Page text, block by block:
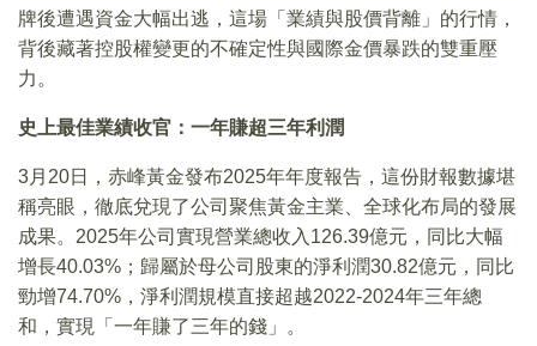
牌後遭遇資金大幅出逃，這場「業績與股價背離」的行情，
背後藏著控股權變更的不確定性與國際金價暴跌的雙重壓
力。
史上最佳業績收官：一年賺超三年利潤
3月20日，赤峰黃金發布2025年年度報告，這份財報數據堪
稱亮眼，徹底兌現了公司聚焦黃金主業、全球化布局的發展
成果。2025年公司實現營業總收入126.39億元，同比大幅
增長40.03%；歸屬於母公司股東的淨利潤30.82億元，同比
勁增74.70%，淨利潤規模直接超越2022-2024年三年總
和，實現「一年賺了三年的錢」。